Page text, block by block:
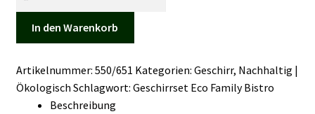
Family
Set
Menge
In den Warenkorb
Artikelnummer: 550/651 Kategorien: Geschirr, Nachhaltig |
Ökologisch Schlagwort: Geschirrset Eco Family Bistro
Beschreibung